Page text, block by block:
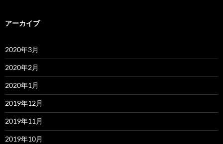
アーカイブ
2020年3月
2020年2月
2020年1月
2019年12月
2019年11月
2019年10月